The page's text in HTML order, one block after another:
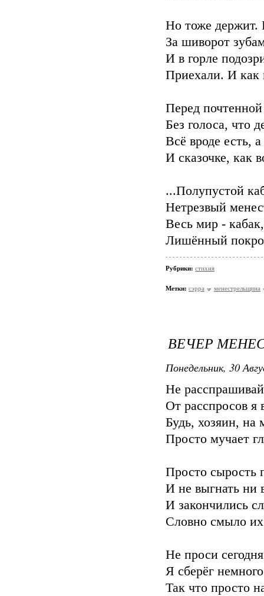
Но тоже держит.
За шиворот
И в горле
Приехали. И как
Перед
Без голоса, что
Всё вроде есть,
И сказочке, как
...Полупустой
Нетрезвый
Весь мир -
Лишённый
Рубрики: стихня
Метки: сэрра менестрельщина
ВЕЧЕР
Понедельник, 30
Не
От расспросов я
Будь, хозяин, на
Просто мучает
Просто сырость
И не выгнать ни
И закончились
Словно смыло
Не проси
Я сберёг
Так что просто